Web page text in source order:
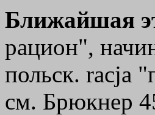
Ближайшая
рацион",
польск. rасjа
см. Брюкнер